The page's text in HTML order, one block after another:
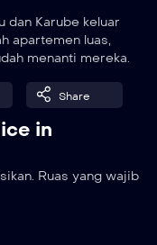
dan Karube keluar
apartemen luas,
menanti mereka.
Share
in
Ruas yang wajib